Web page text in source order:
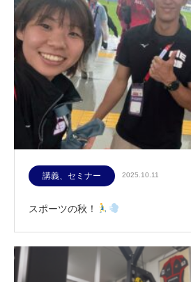
講義、セミナー 2025.10.11
スポーツの秋！